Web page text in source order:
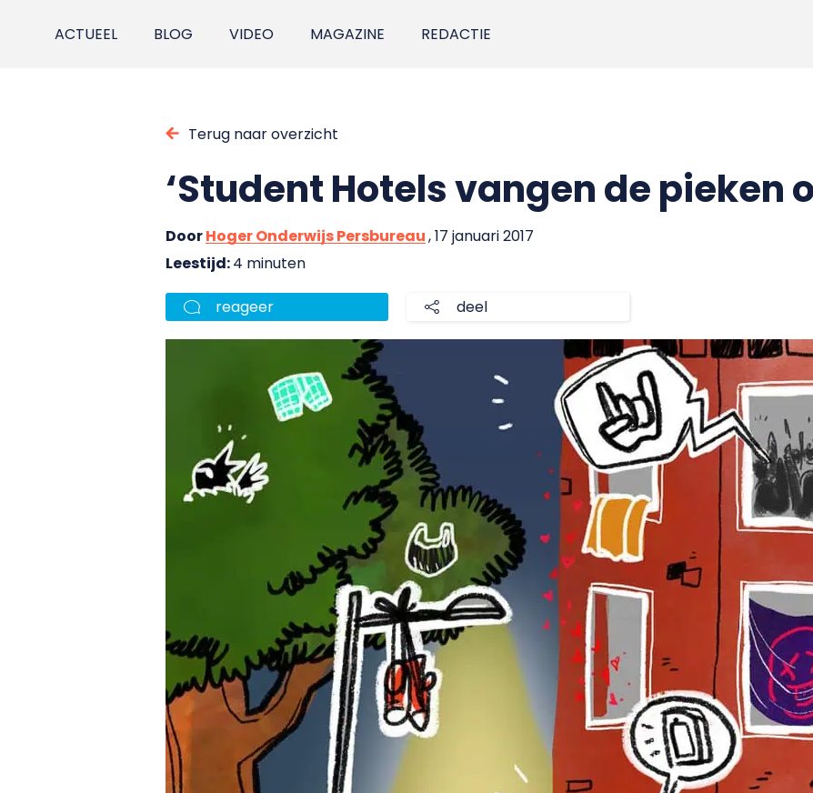
ACTUEEL BLOG VIDEO MAGAZINE REDACTIE
Terug naar overzicht
‘Student Hotels vangen de pieken
DoorHoger Onderwijs Persbureau, 17 januari 2017
Leestijd:4 minuten
reageer deel